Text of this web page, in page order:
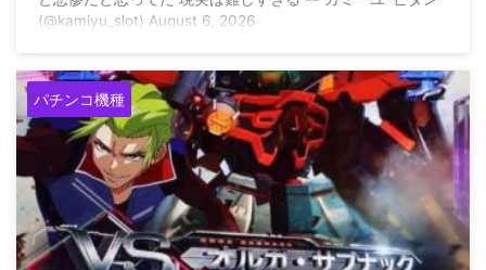
(@kamiyu_slot) August 6, 2026
パチンコ機種